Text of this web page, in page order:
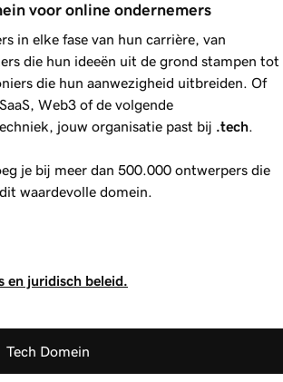
voor online ondernemers
in elke fase van hun carrière, van
die hun ideeën uit de grond stampen tot
die hun aanwezigheid uitbreiden. Of
Web3 of de volgende
jouw organisatie past bij .tech
je bij meer dan 500.000 ontwerpers die
waardevolle domein.
en juridisch beleid.
Tech Domein